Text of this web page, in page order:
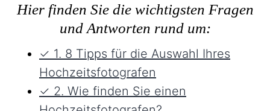
Hier finden Sie die wichtigsten Fragen
und Antworten rund um:
✓ 1. 8 Tipps für die Auswahl Ihres
Hochzeitsfotografen
✓ 2. Wie finden Sie einen